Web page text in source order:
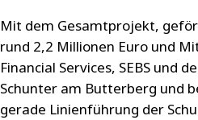
Mit dem Gesamtprojekt,
rund 2,2 Millionen Euro und
Financial Services, SEBS und
Schunter am Butterberg und
gerade Linienführung der